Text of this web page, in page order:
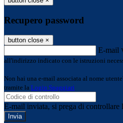
Recupero password
button close ×
E-mail
all'indirizzo indicato con le istruzioni
Non hai una e-mail associata al nome
tramite la Login Spaggiari
E-mail inviata, si prega di controllare